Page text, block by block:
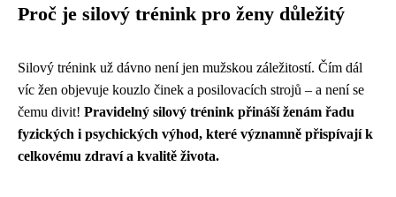
Proč je silový trénink pro ženy důležitý
Silový trénink už dávno není jen mužskou záležitostí. Čím dál
víc žen objevuje kouzlo činek a posilovacích strojů – a není se
čemu divit! Pravidelný silový trénink přináší ženám řadu
fyzických i psychických výhod, které významně přispívají k
celkovému zdraví a kvalitě života.